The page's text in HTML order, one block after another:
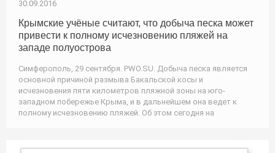
30.09.2016
Крымские учёные считают, что добыча песка может
привести к полному исчезновению пляжей на
западе полуострова
Симферополь, 29 сентября. PWO.SU. Добыча песка является
основной причиной размыва Бакальской косы и
исчезновения пяти километров пляжной зоны на юго-
западном побережье Крыма, и в дальнейшем она ведет к
полному исчезновению пляжей. Об этом сегодня на